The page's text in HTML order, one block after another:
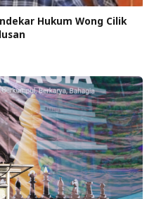
Hukum Wong Cilik